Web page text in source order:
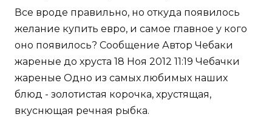
Все вроде правильно, но откуда появилось
желание купить евро, и самое главное у кого
оно появилось? Сообщение Автор Чебаки
жареные до хруста 18 Ноя 2012 11:19 Чебачки
жареные Одно из самых любимых наших
блюд - золотистая корочка, хрустящая,
вкуснющая речная рыбка.